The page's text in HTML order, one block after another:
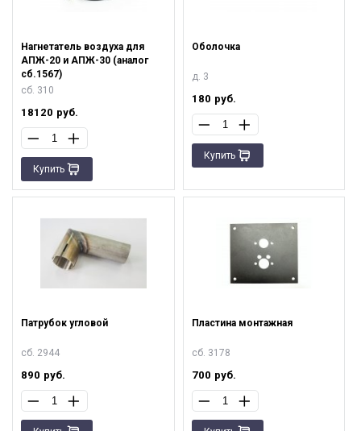
Нагнетатель воздуха для
АПЖ-20 и АПЖ-30 (аналог
сб.1567)
сб. 310
18120 руб.
Купить
Оболочка
д. 3
180 руб.
Купить
Патрубок угловой
сб. 2944
890 руб.
Пластина монтажная
сб. 3178
700 руб.